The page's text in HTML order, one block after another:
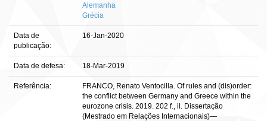
Alemanha
Grécia
Data de
publicação:
16-Jan-2020
Data de defesa: 18-Mar-2019
Referência:
FRANCO, Renato Ventocilla. Of rules and (dis)order:
the conflict between Germany and Greece within the
eurozone crisis. 2019. 202 f., il. Dissertação
(Mestrado em Relações Internacionais)—